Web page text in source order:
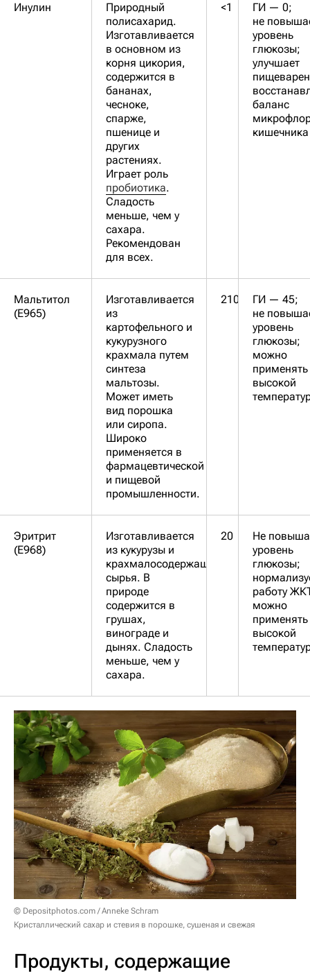
Инулин
Природный
полисахарид.
Изготавливается
в основном из
корня цикория,
содержится в
бананах,
чесноке,
спарже,
пшенице и
других
растениях.
Играет роль
пробиотика.
Сладость
меньше, чем у
сахара.
Рекомендован
для всех.
<1
ГИ — 0;
не
уровень
глюкозы;
улучшает
баланс
кишечника
Мальтитол
(Е965)
Изготавливается
из
картофельного и
кукурузного
крахмала путем
синтеза
мальтозы.
Может иметь
вид порошка
или сиропа.
Широко
применяется в
фармацевтической
и пищевой
промышленности.
210
ГИ — 45;
не
уровень
глюкозы;
можно
высокой
Эритрит
(Е968)
Изготавливается
из кукурузы и
крахмалосодержащего
сырья. В
природе
содержится в
грушах,
винограде и
дынях. Сладость
меньше, чем у
сахара.
20
Не
уровень
глюкозы;
работу
можно
высокой
© Depositphotos.com / Anneke Schram
Кристаллический сахар и стевия в порошке, сушеная и свежая
Продукты, содержащие